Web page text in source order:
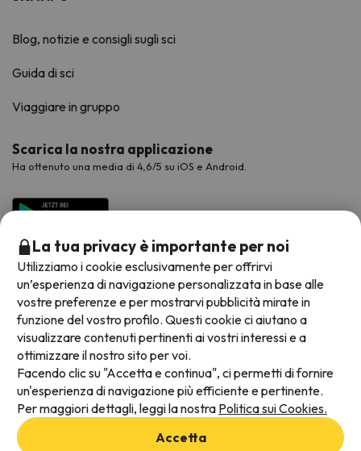
Blog, notizie e consigli sugli sci
Guida di sci
Viaggiare in gruppo
Scarica la nostra applicazione
Ha ottenuto una media di 4,6/5 su iOS e Android.
Metodi di pagamento disponibili
Termini e condizioni generali
La tua privacy è importante per noi
Utilizziamo i cookie esclusivamente per offrirvi
un’esperienza di navigazione personalizzata in base alle
vostre preferenze e per mostrarvi pubblicità mirate in
funzione del vostro profilo. Questi cookie ci aiutano a
visualizzare contenuti pertinenti ai vostri interessi e a
ottimizzare il nostro sito per voi.
Facendo clic su "Accetta e continua", ci permetti di fornire
un'esperienza di navigazione più efficiente e pertinente.
Per maggiori dettagli, leggi la nostra Politica sui Cookies.
Accetta